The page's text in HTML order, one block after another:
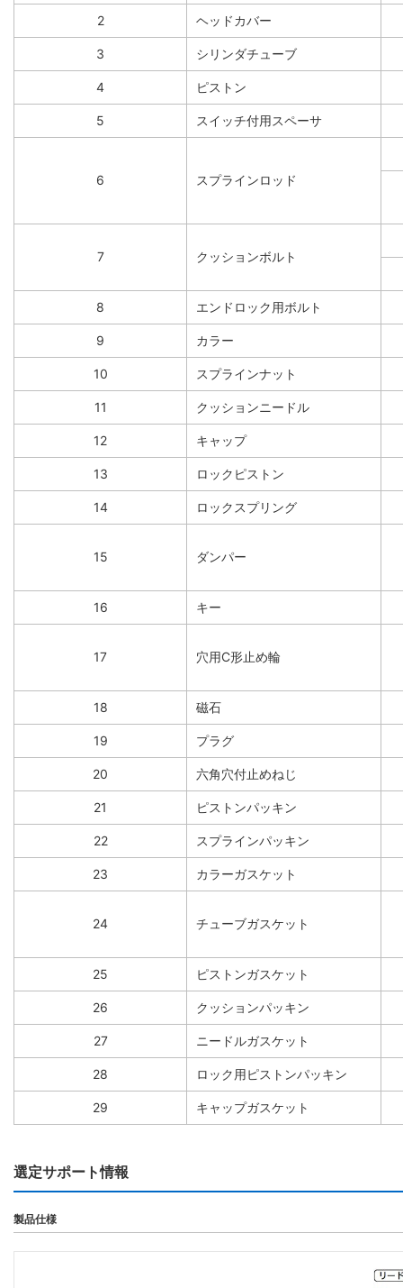
2 ヘッドカバー
3 シリンダチューブ
4 ピストン
5 スイッチ付用スペーサ
6 スプラインロッド
7 クッションボルト
8 エンドロック用ボルト
9 カラー
10 スプラインナット
11 クッションニードル
12 キャップ
13 ロックピストン
14 ロックスプリング
15 ダンパー
16 キー
17 穴用C形止め輪
18 磁石
19 プラグ
20 六角穴付止めねじ
21 ピストンパッキン
22 スプラインパッキン
23 カラーガスケット
24 チューブガスケット
25 ピストンガスケット
26 クッションパッキン
27 ニードルガスケット
28 ロック用ピストンパッキン
29 キャップガスケット
選定サポート情報
製品仕様